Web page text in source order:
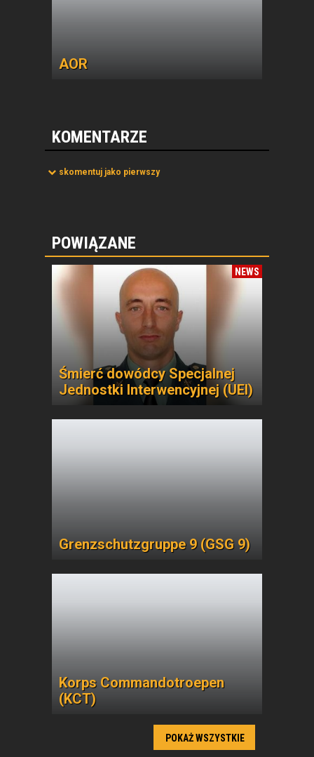
AOR
KOMENTARZE
skomentuj jako pierwszy
POWIĄZANE
NEWS
Śmierć dowódcy Specjalnej
Jednostki Interwencyjnej (UEI)
Grenzschutzgruppe 9 (GSG 9)
Korps Commandotroepen
(KCT)
POKAŻ WSZYSTKIE